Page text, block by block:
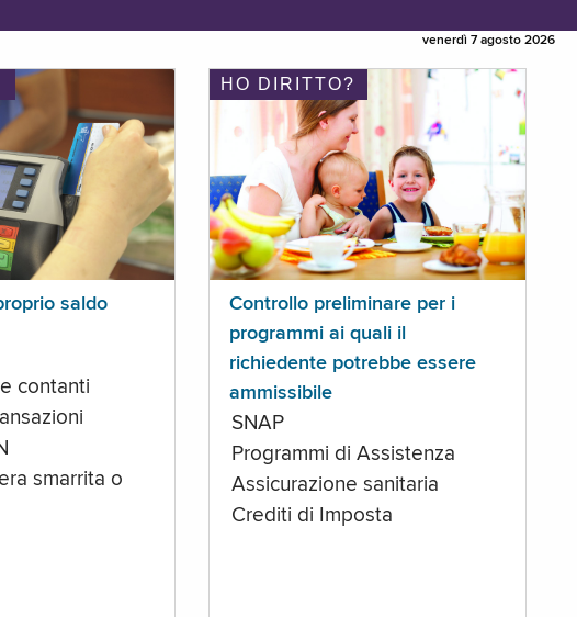
venerdì 7 agosto 2026
saldo
contanti
smarrita o
HO DIRITTO?
Controllo preliminare per i
programmi ai quali il
richiedente potrebbe essere
ammissibile
SNAP
Programmi di Assistenza
Assicurazione sanitaria
Crediti di Imposta